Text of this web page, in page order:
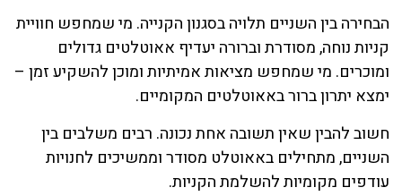
הבחירה בין השניים תלויה בסגנון הקנייה. מי שמחפש חוויית
קניות נוחה, מסודרת וברורה יעדיף אאוטלטים גדולים
ומוכרים. מי שמחפש מציאות אמיתיות ומוכן להשקיע זמן –
ימצא יתרון ברור באאוטלטים המקומיים.
חשוב להבין שאין תשובה אחת נכונה. רבים משלבים בין
השניים, מתחילים באאוטלט מסודר וממשיכים לחנויות
עודפים מקומיות להשלמת הקניות.